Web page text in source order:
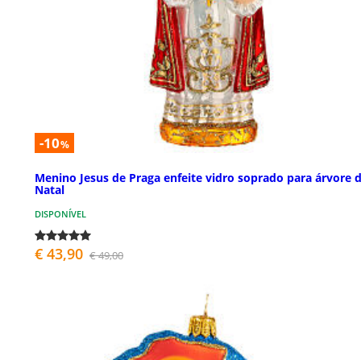
-10%
Menino Jesus de Praga enfeite vidro soprado para árvore
Natal
DISPONÍVEL
€ 43,90 € 49,00